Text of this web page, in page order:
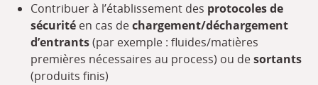
Contribuer à l’établissement des protocoles de
sécuritéen cas dechargement/déchargement
d’entrants(par exemple : fluides/matières
premières nécessaires au process) ou desortants
(produits finis)